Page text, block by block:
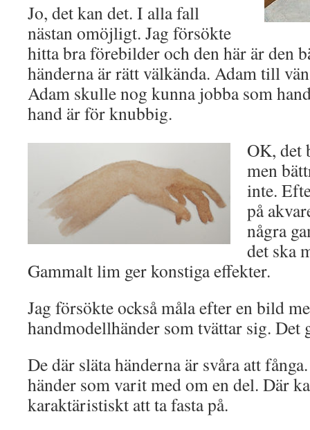
Jo, det kan det. I alla fall
nästan omöjligt. Jag försökte
hitta bra förebilder och den här är den
händerna är rätt välkända. Adam till
Adam skulle nog kunna jobba som
hand är för knubbig.
OK, det
men
inte.
på
några
det ska
Gammalt lim ger konstiga effekter.
Jag försökte också måla efter en bild
handmodellhänder som tvättar sig. Det
De där släta händerna är svåra att
händer som varit med om en del. Där
karaktäristiskt att ta fasta på.